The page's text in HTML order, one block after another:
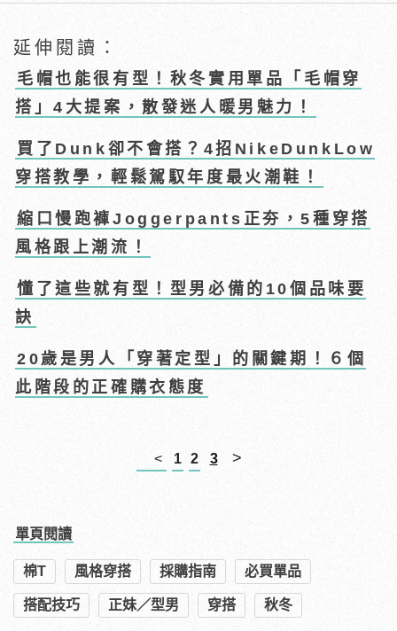
延伸閱讀：
毛帽也能很有型！秋冬實用單品「毛帽穿
搭」4大提案，散發迷人暖男魅力！
買了Dunk卻不會搭？4招NikeDunkLow
穿搭教學，輕鬆駕馭年度最火潮鞋！
縮口慢跑褲Joggerpants正夯，5種穿搭
風格跟上潮流！
懂了這些就有型！型男必備的10個品味要
訣
20歲是男人「穿著定型」的關鍵期！６個
此階段的正確購衣態度
< 1 2 3 >
單頁閱讀
棉T 風格穿搭 採購指南 必買單品
搭配技巧 正妹／型男 穿搭 秋冬